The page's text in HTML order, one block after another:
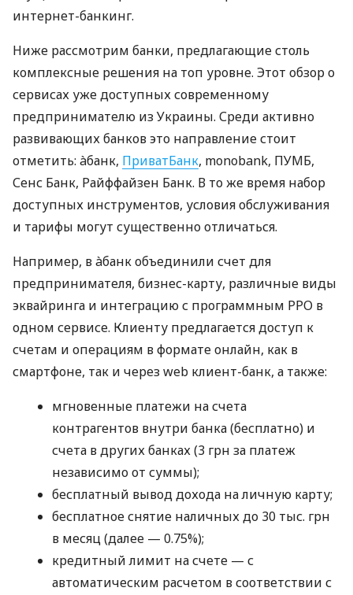
интернет-банкинг.
Ниже рассмотрим банки, предлагающие столь
комплексные решения на топ уровне. Этот обзор о
сервисах уже доступных современному
предпринимателю из Украины. Среди активно
развивающих банков это направление стоит
отметить: àбанк, ПриватБанк, monobank, ПУМБ,
Сенс Банк, Райффайзен Банк. В то же время набор
доступных инструментов, условия обслуживания
и тарифы могут существенно отличаться.
Например, в àбанк объединили счет для
предпринимателя, бизнес-карту, различные виды
эквайринга и интеграцию с программным РРО в
одном сервисе. Клиенту предлагается доступ к
счетам и операциям в формате онлайн, как в
смартфоне, так и через web клиент-банк, а также:
мгновенные платежи на счета
контрагентов внутри банка (бесплатно) и
счета в других банках (3 грн за платеж
независимо от суммы);
бесплатный вывод дохода на личную карту;
бесплатное снятие наличных до 30 тыс. грн
в месяц (далее — 0.75%);
кредитный лимит на счете — с
автоматическим расчетом в соответствии с